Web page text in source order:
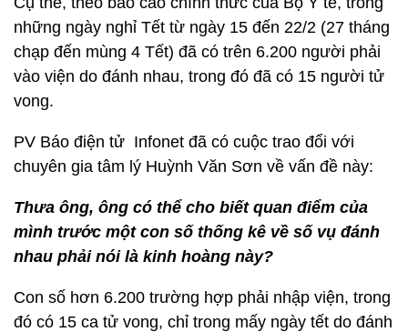
những ngày nghỉ Tết từ ngày 15 đến 22/2 (27 tháng
chạp đến mùng 4 Tết) đã có trên 6.200 người phải
vào viện do đánh nhau, trong đó đã có 15 người tử
vong.
PV Báo điện tử Infonet đã có cuộc trao đổi với
chuyên gia tâm lý Huỳnh Văn Sơn về vấn đề này:
Thưa ông, ông có thể cho biết quan điểm của
mình trước một con số thống kê về số vụ đánh
nhau phải nói là kinh hoàng này?
Con số hơn 6.200 trường hợp phải nhập viện, trong
đó có 15 ca tử vong, chỉ trong mấy ngày tết do đánh